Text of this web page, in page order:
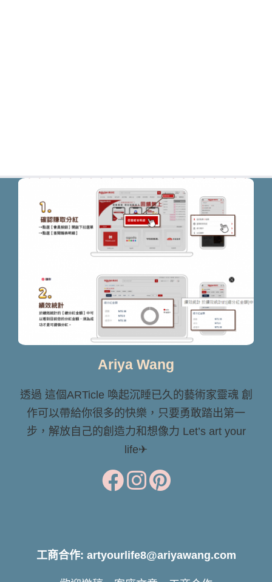
Ariya Wang
透過 這個ARTicle 喚起沉睡已久的藝術家靈魂 創
作可以帶給你很多的快樂，只要勇敢踏出第一
步，解放自己的創造力和想像力 Let’s art your
life✈
工商合作: artyourlife8@ariyawang.com